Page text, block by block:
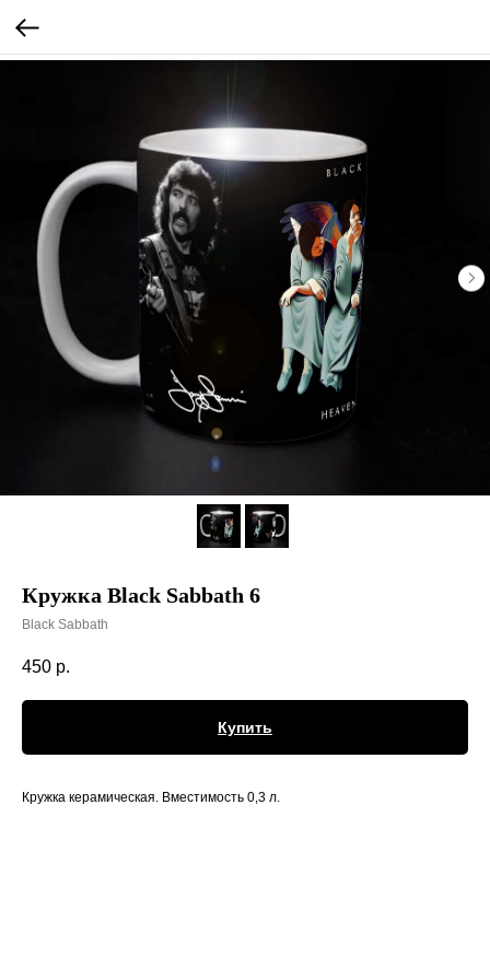
Кружка Black Sabbath 6
Black Sabbath
450 р.
Купить
Кружка керамическая. Вместимость 0,3 л.